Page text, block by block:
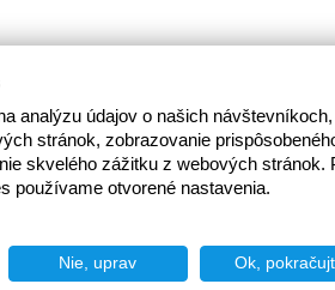
analýzu údajov o našich
stránok, zobrazovanie
skvelého zážitku z webových stránok.
používame otvorené nastavenia.
Nie, uprav Ok,